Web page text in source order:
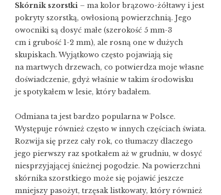
Skórnik szorstki – ma kolor brązowo-żółtawy i jest
pokryty szorstką, owłosioną powierzchnią. Jego
owocniki są dosyć małe (szerokość 5 mm-3
cm i grubość 1-2 mm), ale rosną one w dużych
skupiskach. Wyjątkowo często pojawiają się
na martwych drzewach, co potwierdza moje własne
doświadczenie, gdyż właśnie w takim środowisku
je spotykałem w lesie, który badałem.
Odmiana ta jest bardzo popularna w Polsce.
Występuje również często w innych częściach świata.
Rozwija się przez cały rok, co tłumaczy dlaczego
jego pierwszy raz spotkałem aż w grudniu, w dosyć
niesprzyjającej śnieżnej pogodzie. Na powierzchni
skórnika szorstkiego może się pojawić jeszcze
mniejszy pasożyt, trzęsak listkowaty, który również